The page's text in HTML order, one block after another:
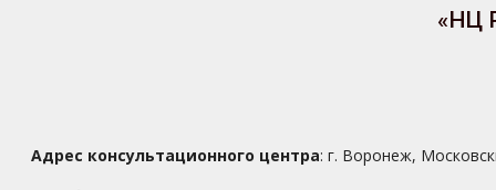
«НЦ
Адрес консультационного центра: г. Воронеж,